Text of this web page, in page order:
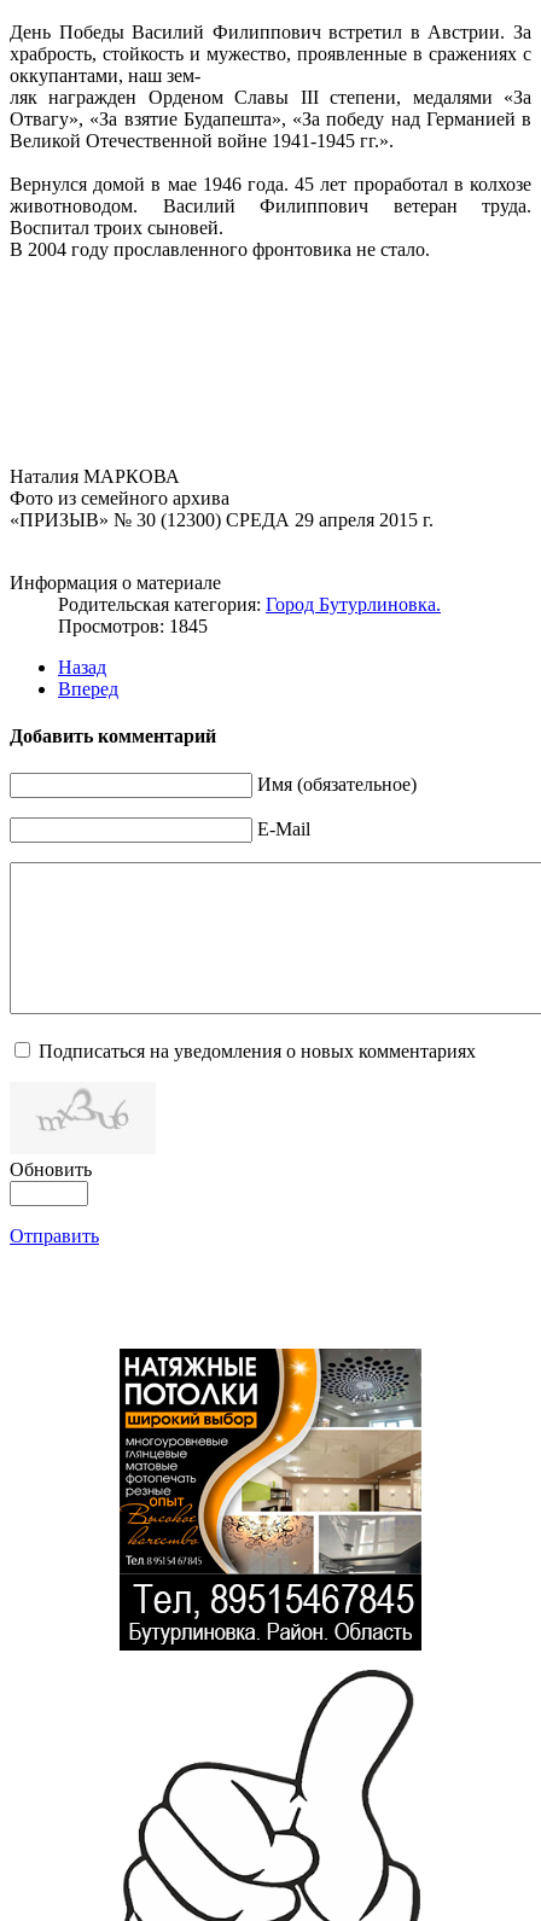
День Победы Василий Филиппович встретил в Австрии. За
храбрость, стойкость и мужество, проявленные в сражениях с
оккупантами, наш зем-
ляк награжден Орденом Славы III степени, медалями «За
Отвагу», «За взятие Будапешта», «За победу над Германией в
Великой Отечественной войне 1941-1945 гг.».
Вернулся домой в мае 1946 года. 45 лет проработал в колхозе
животноводом. Василий Филиппович ветеран труда.
Воспитал троих сыновей.
В 2004 году прославленного фронтовика не стало.
Наталия МАРКОВА
Фото из семейного архива
«ПРИЗЫВ» № 30 (12300) СРЕДА 29 апреля 2015 г.
Информация о материале
Родительская категория: Город Бутурлиновка.
Просмотров: 1845
Назад
Вперед
Добавить комментарий
Имя (обязательное)
E-Mail
Подписаться на уведомления о новых комментариях
Обновить
Отправить